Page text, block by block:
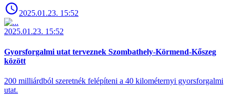
2025.01.23. 15:52
2025.01.23. 15:52
Gyorsforgalmi utat terveznek Szombathely-Körmend-Kőszeg
között
200 milliárdból szeretnék felépíteni a 40 kilométernyi gyorsforgalmi
utat.